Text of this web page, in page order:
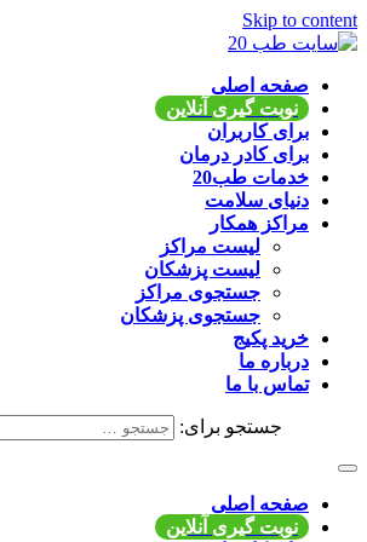
Skip to content
سایت طب 20
اپلیکیشن موبایل و وب سایت در دسترس است
صفحه اصلی
نوبت گیری آنلاین
برای کاربران
برای کادر درمان
خدمات طب20
دنیای سلامت
مراکز همکار
لیست مراکز
لیست پزشکان
جستجوی مراکز
جستجوی پزشکان
خرید پکیج
درباره ما
تماس با ما
جستجو برای:
صفحه اصلی
نوبت گیری آنلاین